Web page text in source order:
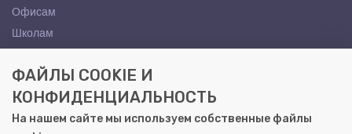
Офисам
Школам
КОНТАКТЫ
Саратов, ул. Осипова, 10А
+7 (8452) 72-65-65
ФАЙЛЫ COOKIE И
КОНФИДЕНЦИАЛЬНОСТЬ
На нашем сайте мы используем собственные файлы